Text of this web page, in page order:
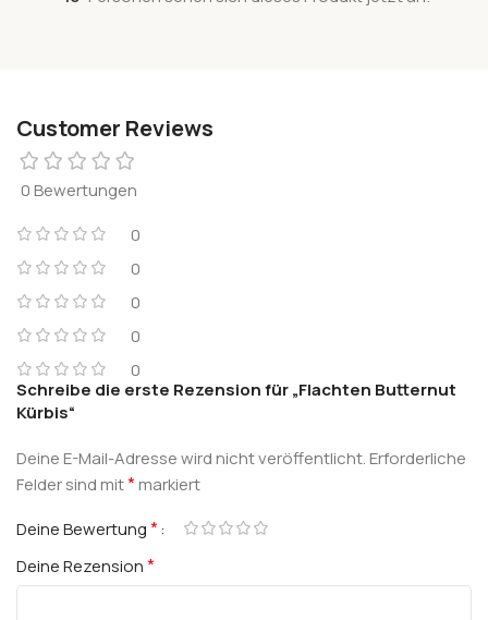
Customer Reviews
0 Bewertungen
0
0
0
0
0
Schreibe die erste Rezension für „Flachten Butternut
Kürbis“
Deine E-Mail-Adresse wird nicht veröffentlicht.Erforderliche
Felder sind mit*markiert
Deine Bewertung*
Deine Rezension*